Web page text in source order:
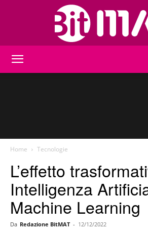
Home Tecnologie
L’effetto
Intelligenza
Machine Learning
Da Redazione BitMAT - 12/12/2022